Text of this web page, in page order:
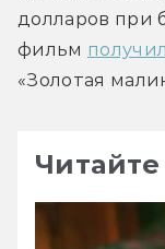
долларов при
фильм получил
«Золотая